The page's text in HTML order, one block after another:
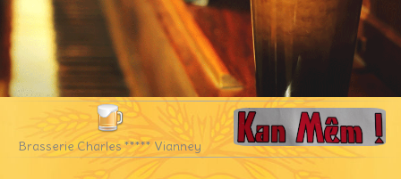
Brasserie Charles ***** Vianney